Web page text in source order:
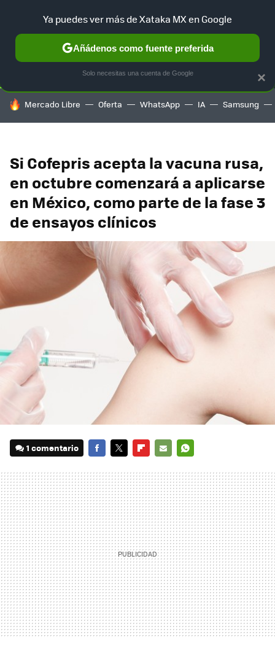
SELECCIÓN GAMING HOME AUTO TERRITORIO
HOY SE HABLA DE
Mercado Libre Oferta WhatsApp IA Samsung
Si Cofepris acepta la vacuna rusa,
en octubre comenzará a aplicarse
en México, como parte de la fase 3
de ensayos clínicos
1 comentario
MAIL
×
Ya puedes ver más de Xataka MX en Google
Añádenos como fuente preferida
Solo necesitas una cuenta de Google